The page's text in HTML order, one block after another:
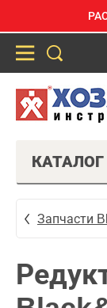
КАТАЛОГ
Запчасти